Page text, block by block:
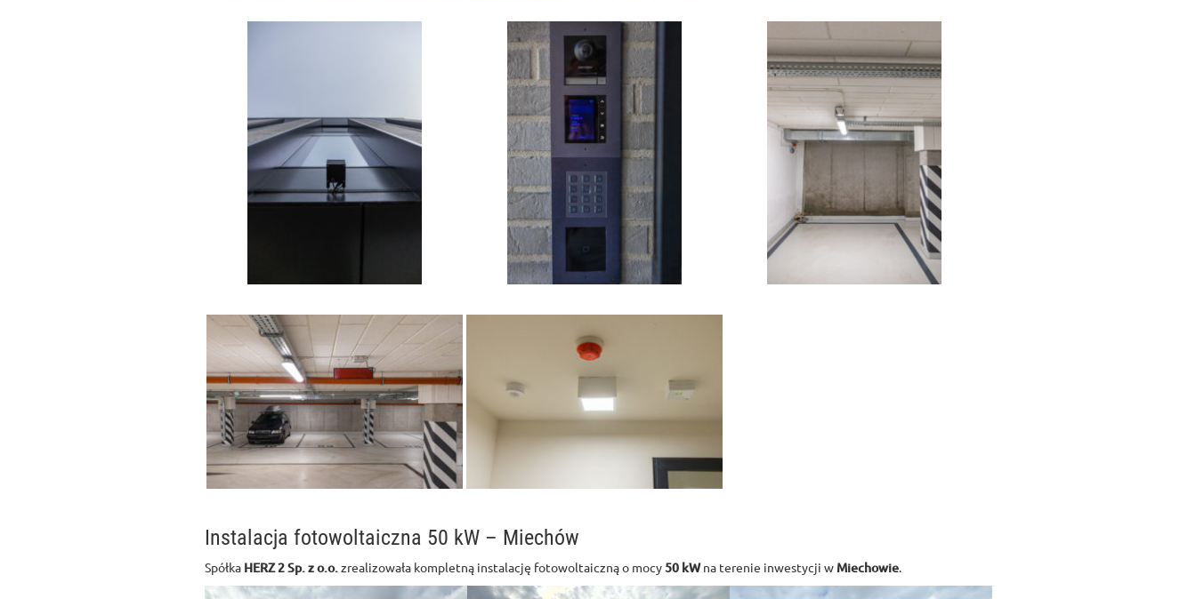
Instalacja fotowoltaiczna 50 kW – Miechów
Spółka HERZ 2 Sp. z o.o.zrealizowała kompletną instalację fotowoltaiczną o mocy50 kWna terenie inwestycji w Miechowie.